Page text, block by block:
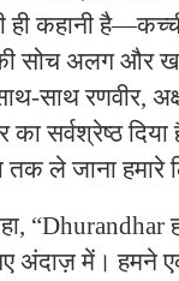
कहानी
सोच अलग और
साथ रणवीर,
सर्वश्रेष्ठ दिया
तक ले जाना हमारे
“Dhurandhar
अंदाज़ में।